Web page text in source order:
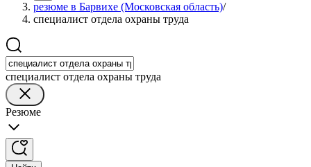
резюме в Барвихе (Московская область)/
специалист отдела охраны труда
специалист отдела охраны труда
Резюме